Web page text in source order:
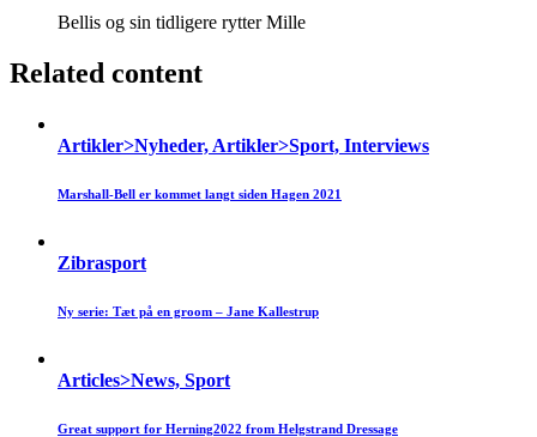
Bellis og sin tidligere rytter Mille
Related content
Artikler>Nyheder, Artikler>Sport, Interviews
Marshall-Bell er kommet langt siden Hagen 2021
Zibrasport
Ny serie: Tæt på en groom – Jane Kallestrup
Articles>News, Sport
Great support for Herning2022 from Helgstrand Dressage